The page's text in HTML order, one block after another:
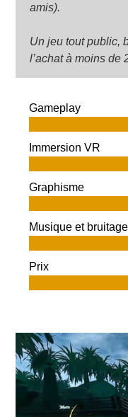
amis).
Un jeu tout public,
l’achat à moins de
Gameplay
Immersion VR
Graphisme
Musique et bruitage
Prix